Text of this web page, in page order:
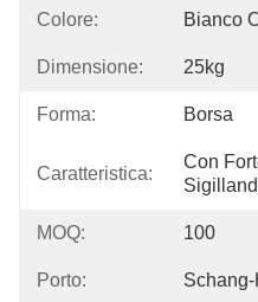
Colore: Bianco
Dimensione: 25kg
Forma: Borsa
Caratteristica:
Con
MOQ: 100
Porto: